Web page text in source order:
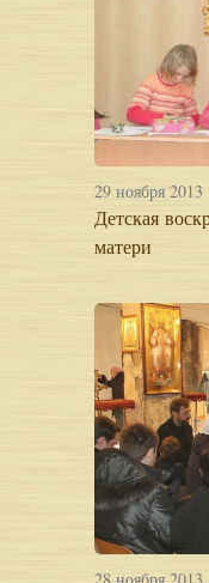
29 ноября 2013
Детская
матери